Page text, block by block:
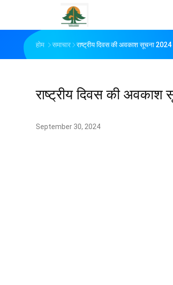
होम समाचार राष्ट्रीय दिवस की अवकाश सूचना 2024
राष्ट्रीय दिवस की अवकाश
September 30, 2024